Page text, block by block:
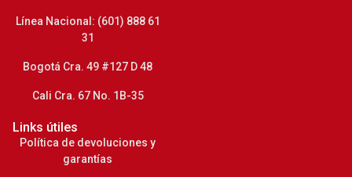
Línea Nacional: (601) 888 61
31
Bogotá Cra. 49 #127 D 48
Cali Cra. 67 No. 1B-35
Links útiles
Política de devoluciones y
garantías